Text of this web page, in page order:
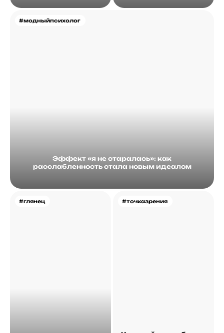
#модныйпсихолог
Эффект «я не старалась»: как
расслабленность стала новым идеалом
#глянец #точказрения